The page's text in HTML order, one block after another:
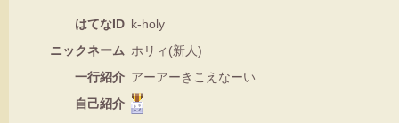
はてなID k-holy
ニックネーム ホリィ(新人)
一行紹介 アーアーきこえなーい
自己紹介